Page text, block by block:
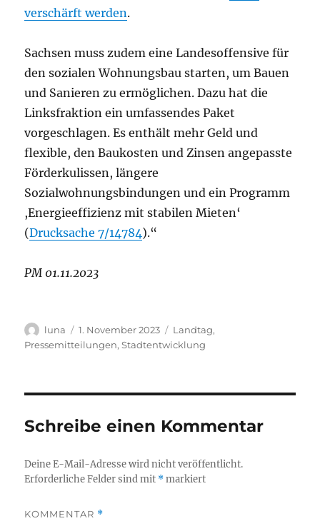
verschärft werden.
Sachsen muss zudem eine Landesoffensive für
den sozialen Wohnungsbau starten, um Bauen
und Sanieren zu ermöglichen. Dazu hat die
Linksfraktion ein umfassendes Paket
vorgeschlagen. Es enthält mehr Geld und
flexible, den Baukosten und Zinsen angepasste
Förderkulissen, längere
Sozialwohnungsbindungen und ein Programm
,Energieeffizienz mit stabilen Mieten‘
(Drucksache 7/14784).“
PM 01.11.2023
Autor
luna
Veröffentlicht
am
1. November 2023 Kategorien
Landtag,
Pressemitteilungen,Stadtentwicklung
Schreibe einen Kommentar
Deine E-Mail-Adresse wird nicht veröffentlicht.
Erforderliche Felder sind mit *markiert
KOMMENTAR *